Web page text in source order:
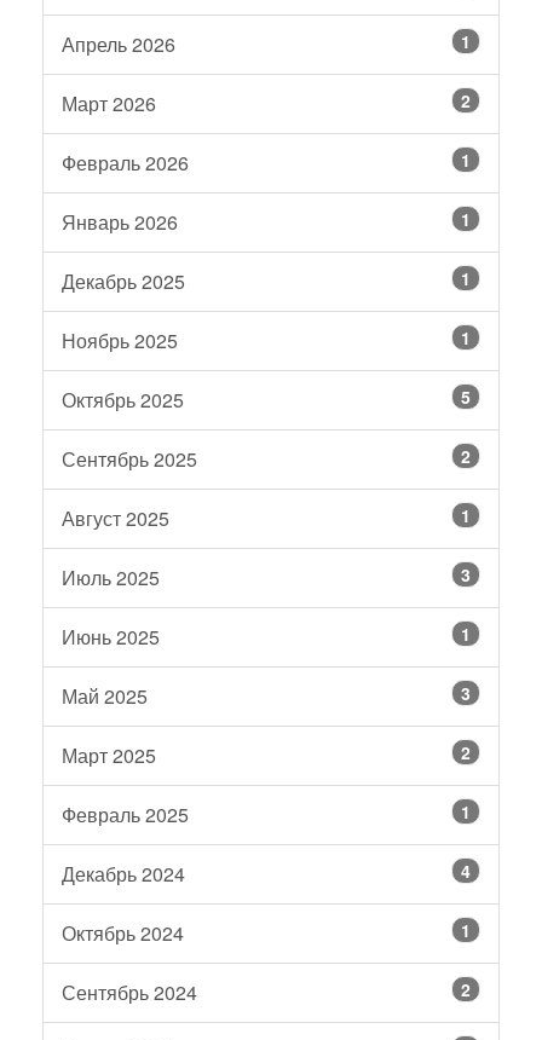
Апрель 2026 1
Март 2026 2
Февраль 2026 1
Январь 2026 1
Декабрь 2025 1
Ноябрь 2025 1
Октябрь 2025 5
Сентябрь 2025 2
Август 2025 1
Июль 2025 3
Июнь 2025 1
Май 2025 3
Март 2025 2
Февраль 2025 1
Декабрь 2024 4
Октябрь 2024 1
Сентябрь 2024 2